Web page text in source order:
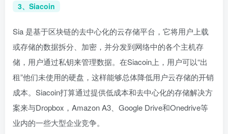
3、Siacoin
Sia 是基于区块链的去中心化的云存储平台，它将用户上载
或存储的数据拆分、加密，并分发到网络中的各个主机存
储，用户通过私钥来管理数据。在Siacoin上，用户可以“出
租”他们未使用的硬盘，这样能够总体降低用户云存储的开销
成本。Siacoin打算通过提供低成本和去中心化的存储解决方
案来与Dropbox，Amazon A3、Google Drive和Onedrive等
业内的一些大型企业竞争。